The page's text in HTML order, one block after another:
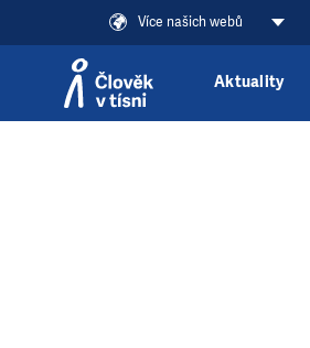
Více našich webů
Aktuality